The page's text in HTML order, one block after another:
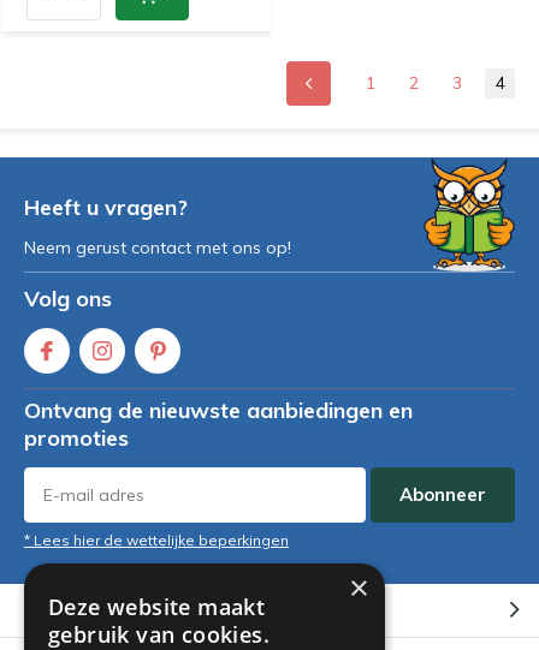
1 2 3 4
Heeft u vragen?
Neem gerust contact met ons op!
Volg ons
Ontvang de nieuwste aanbiedingen en
promoties
Abonneer
* Lees hier de wettelijke beperkingen
Klantenservice
×
Deze website maakt
gebruik van cookies.